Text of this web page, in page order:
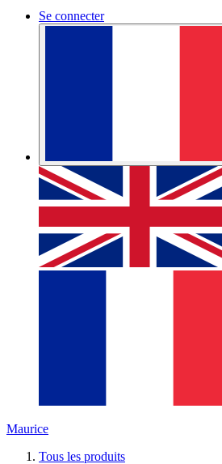
Se connecter
Maurice
Tous les produits